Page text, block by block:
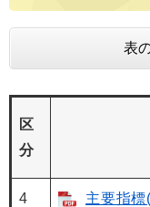
表
区
分
4
主要指